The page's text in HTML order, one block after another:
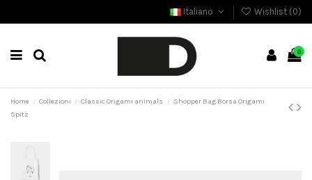
Italiano Wishlist (0)
0
Home Collezioni Classic Origami animals
Shopper Bag Borsa Origami
Spitz